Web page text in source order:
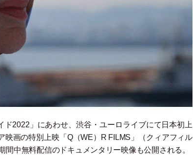
ド2022 」 にあわせ、渋谷 ・ユーロライブにて日本初上
映画の特別上映 「 Q（WE） R FILMS 」 （ クィアフィル
間中無料配信のドキュメンタリー映像も公開される。